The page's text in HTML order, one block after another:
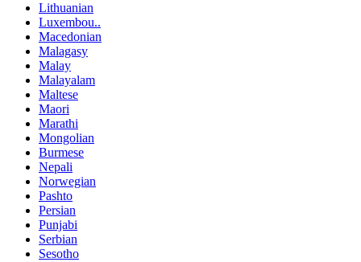
Lithuanian
Luxembou..
Macedonian
Malagasy
Malay
Malayalam
Maltese
Maori
Marathi
Mongolian
Burmese
Nepali
Norwegian
Pashto
Persian
Punjabi
Serbian
Sesotho